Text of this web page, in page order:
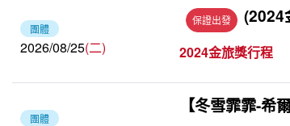
團體
2026/08/25(二)
保證出發 (2024
2024金旅獎行程
團體
【冬雪霏霏-